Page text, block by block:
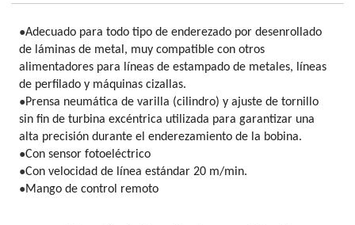
●Adecuado para todo tipo de enderezado por desenrollado
de láminas de metal, muy compatible con otros
alimentadores para líneas de estampado de metales, líneas
de perfilado y máquinas cizallas.
●Prensa neumática de varilla (cilindro) y ajuste de tornillo
sin fin de turbina excéntrica utilizada para garantizar una
alta precisión durante el enderezamiento de la bobina.
●Con sensor fotoeléctrico
●Con velocidad de línea estándar 20 m/min.
●Mango de control remoto